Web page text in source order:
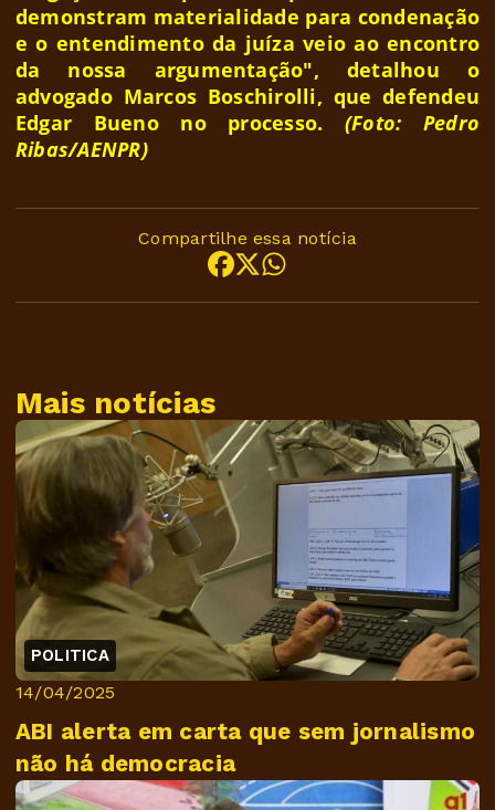
demonstram materialidade para condenação
e o entendimento da juíza veio ao encontro
da nossa argumentação", detalhou o
advogado Marcos Boschirolli, que defendeu
Edgar Bueno no processo. (Foto: Pedro
Ribas/AENPR)
Compartilhe essa notícia
Mais notícias
POLITICA
14/04/2025
ABI alerta em carta que sem jornalismo
não há democracia